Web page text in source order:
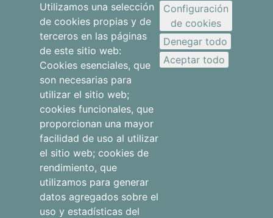
Dudas sobre reservas
¿Podemos contratar servicio de limpieza diario?
Utilizamos una selección
de cookies propias y de
terceros en las páginas
de este sitio web:
Cookies esenciales, que
son necesarias para
utilizar el sitio web;
cookies funcionales, que
proporcionan una mayor
facilidad de uso al utilizar
el sitio web; cookies de
rendimiento, que
utilizamos para generar
datos agregados sobre el
uso y estadísticas del
Configuración
de cookies
Denegar todo
Aceptar todo
Apartamentos
alojamientos